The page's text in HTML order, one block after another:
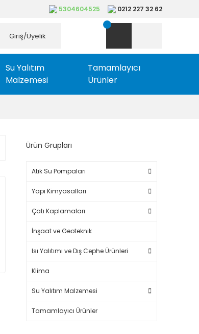
5304604525 0212 227 32 62
Giriş/Üyelik
Su Yalıtım
Malzemesi
Tamamlayıcı
Ürünler
Ürün Grupları
Atık Su Pompaları
Yapı Kimyasalları
Çatı Kaplamaları
İnşaat ve Geoteknik
Isı Yalıtımı ve Dış Cephe Ürünleri
Klima
Su Yalıtım Malzemesi
Tamamlayıcı Ürünler